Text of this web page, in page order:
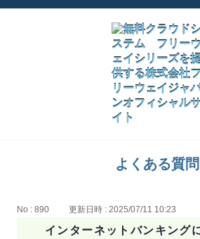
よくある質問
No : 890 更新日時 : 2025/07/11 10:23
インターネットバンキング